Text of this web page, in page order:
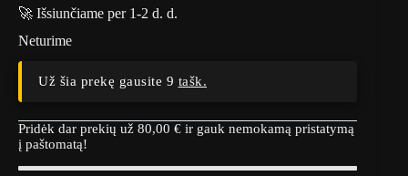
🚀 Išsiunčiame per 1-2 d. d.
Neturime
Už šia prekę gausite 9 tašk.
Pridėk dar prekių už 80,00 € ir gauk nemokamą pristatymą
į paštomatą!